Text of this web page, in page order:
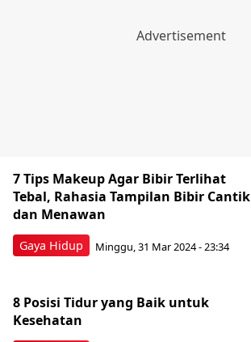
Gaya Hidup
7 Tips Makeup Agar Bibir Terlihat
Tebal, Rahasia Tampilan Bibir Cantik
dan Menawan
Minggu, 31 Mar 2024 - 23:34
8 Posisi Tidur yang Baik untuk
Kesehatan